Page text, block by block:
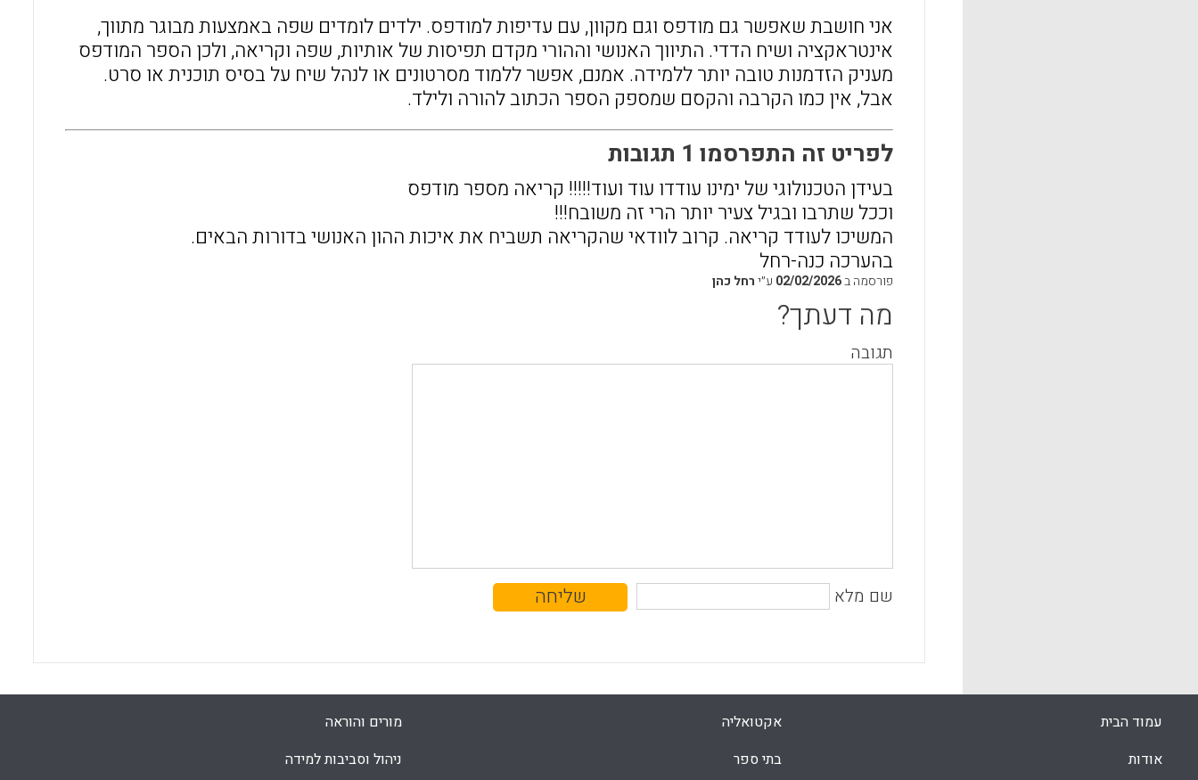
אני חושבת שאפשר גם מודפס וגם מקוון, עם עדיפות למודפס. ילדים לומדים שפה באמצעות מבוגר מתווך,
אינטראקציה ושיח הדדי. התיווך האנושי וההורי מקדם תפיסות של אותיות, שפה וקריאה, ולכן הספר המודפס
מעניק הזדמנות טובה יותר ללמידה. אמנם, אפשר ללמוד מסרטונים או לנהל שיח על בסיס תוכנית או סרט.
אבל, אין כמו הקרבה והקסם שמספק הספר הכתוב להורה ולילד.
לפריט זה התפרסמו 1 תגובות
בעידן הטכנולוגי של ימינו עודדו עוד ועוד!!!!! קריאה מספר מודפס
וככל שתרבו ובגיל צעיר יותר הרי זה משובח!!!
המשיכו לעודד קריאה. קרוב לוודאי שהקריאה תשביח את איכות ההון האנושי בדורות הבאים.
בהערכה כנה-רחל
פורסמה ב02/02/2026 ע״ירחל כהן
מה דעתך?
תגובה
שם מלא
עמוד הבית
אודות
אקטואליה
בתי ספר
מורים והוראה
ניהול וסביבות למידה